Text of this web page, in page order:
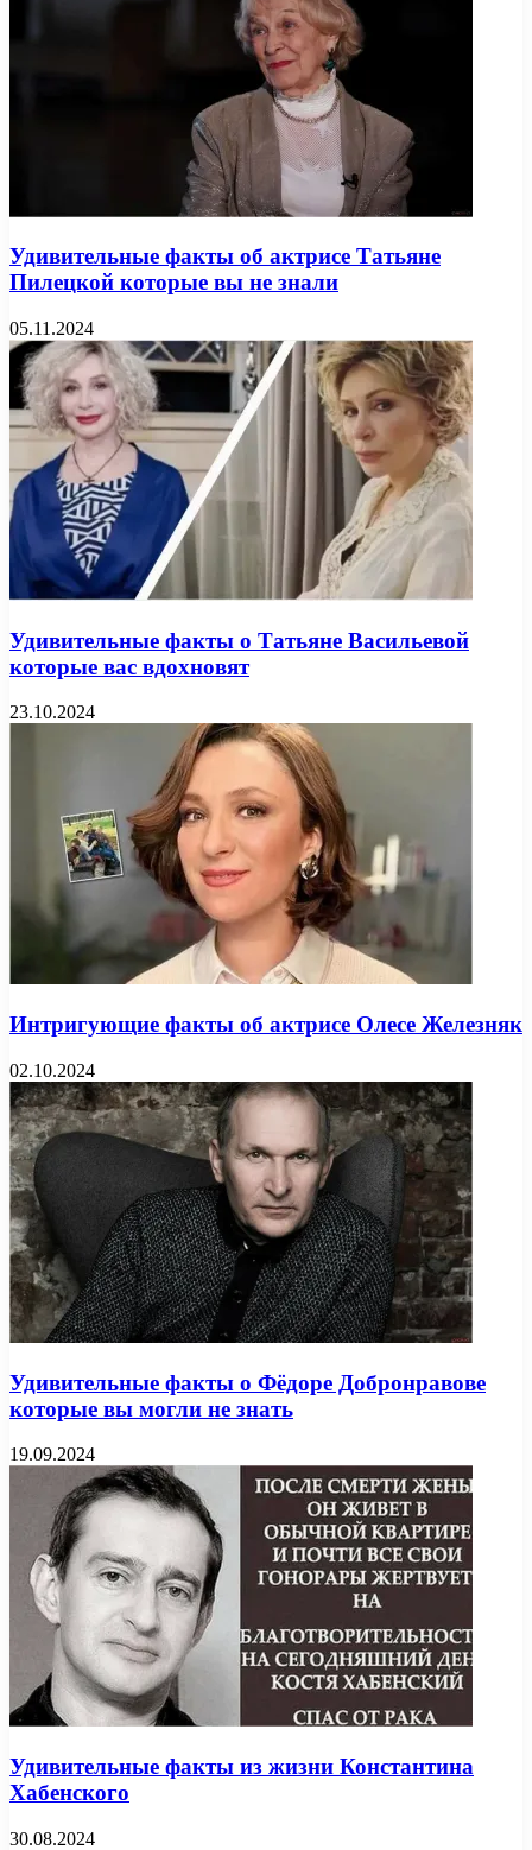
Удивительные факты об актрисе Татьяне
Пилецкой которые вы не знали
05.11.2024
Удивительные факты о Татьяне Васильевой
которые вас вдохновят
23.10.2024
Интригующие факты об актрисе Олесе Железняк
02.10.2024
Удивительные факты о Фёдоре Добронравове
которые вы могли не знать
19.09.2024
Удивительные факты из жизни Константина
Хабенского
30.08.2024